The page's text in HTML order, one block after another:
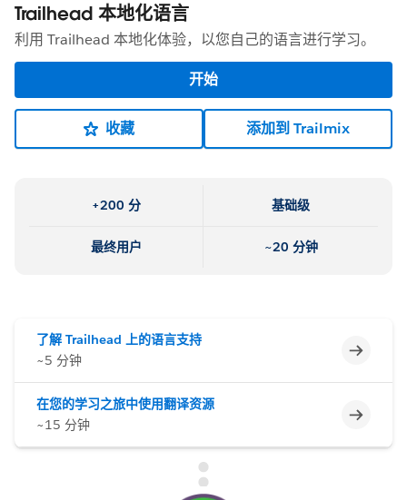
Trailhead 本地化语言
利用 Trailhead 本地化体验，以您自己的语言进行学习。
开始
收藏 添加到 Trailmix
+200 分 基础级
最终用户 ~20 分钟
了解 Trailhead 上的语言支持
~5 分钟
不完整
在您的学习之旅中使用翻译资源
~15 分钟
不完整